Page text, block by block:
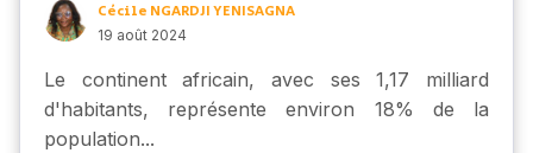
Cécile NGARDJI YENISAGNA
19 août 2024
Le continent africain, avec ses 1,17 milliard
d'habitants, représente environ 18% de la
population...